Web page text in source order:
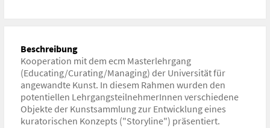
Beschreibung
Kooperation mit dem ecm Masterlehrgang
(Educating/Curating/Managing) der Universität für
angewandte Kunst. In diesem Rahmen wurden den
potentiellen LehrgangsteilnehmerInnen verschiedene
Objekte der Kunstsammlung zur Entwicklung eines
kuratorischen Konzepts ("Storyline") präsentiert.